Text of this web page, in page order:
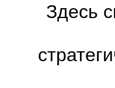
Здесь